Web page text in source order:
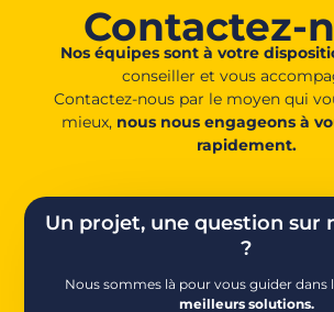
Contactez-
Nos équipes sont à votre
conseiller et vous
Contactez-nous par le moyen qui
mieux, nous nous engageons à
rapidement.
Un projet, une question sur
?
Nous sommes là pour vous guider dans
meilleurs solutions.